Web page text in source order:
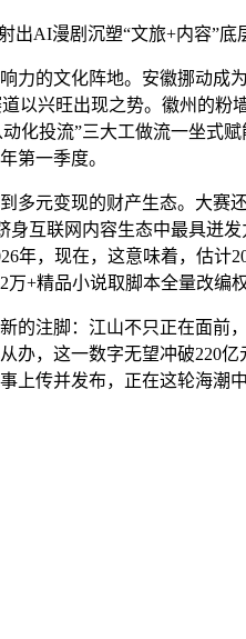
AI漫剧沉塑“文旅+内容”底
的文化阵地。安徽挪动成
以兴旺出现之势。徽州的粉
化投流”三大工做流一坐式
第一季度。
多元变现的财产生态。大
互联网内容生态中最具迸
，现在，这意味着，估计
+精品小说取脚本全量改编
注脚：江山不只正在面前
，这一数字无望冲破220
传并发布，正在这轮海潮